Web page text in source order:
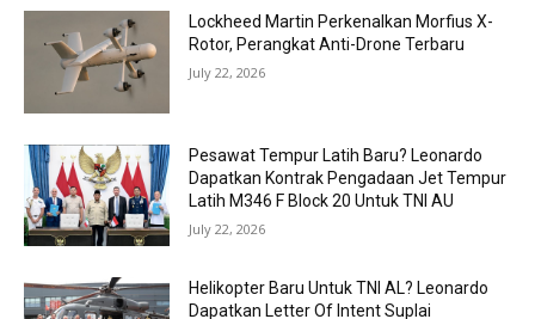
Lockheed Martin Perkenalkan Morfius X-
Rotor, Perangkat Anti-Drone Terbaru
July 22, 2026
Pesawat Tempur Latih Baru? Leonardo
Dapatkan Kontrak Pengadaan Jet Tempur
Latih M346 F Block 20 Untuk TNI AU
July 22, 2026
Helikopter Baru Untuk TNI AL? Leonardo
Dapatkan Letter Of Intent Suplai